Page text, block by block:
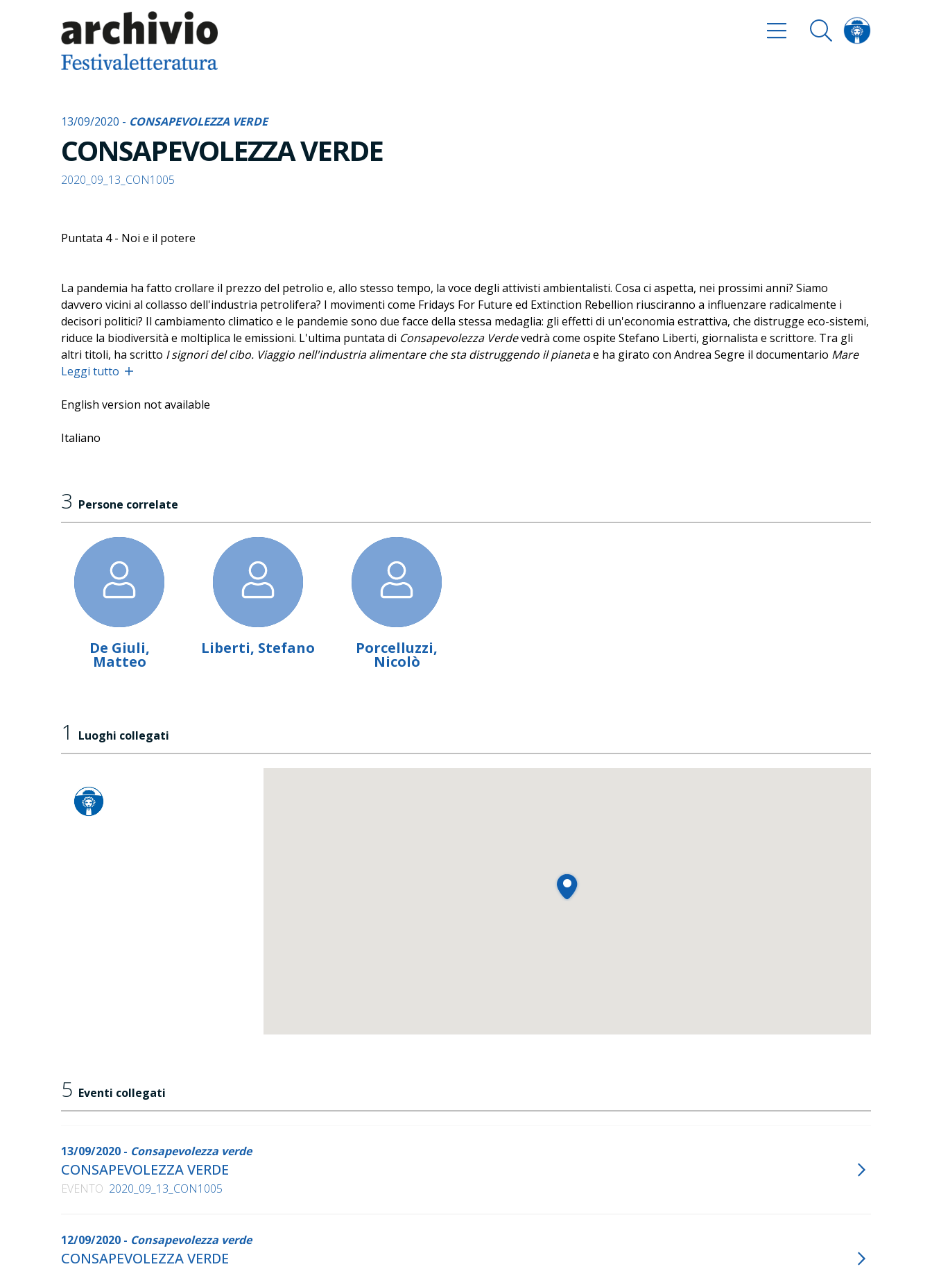
13/09/2020 - CONSAPEVOLEZZA VERDE
CONSAPEVOLEZZA VERDE
2020_09_13_CON1005
Puntata 4 - Noi e il potere
La pandemia ha fatto crollare il prezzo del petrolio e, allo stesso tempo, la voce degli attivisti ambientalisti. Cosa ci aspetta, nei prossimi anni? Siamo
davvero vicini al collasso dell'industria petrolifera? I movimenti come Fridays For Future ed Extinction Rebellion riusciranno a influenzare radicalmente i
decisori politici? Il cambiamento climatico e le pandemie sono due facce della stessa medaglia: gli effetti di un'economia estrattiva, che distrugge eco-sistemi,
riduce la biodiversità e moltiplica le emissioni. L'ultima puntata di Consapevolezza Verdevedrà come ospite Stefano Liberti, giornalista e scrittore. Tra gli
altri titoli, ha scritto I signori del cibo. Viaggio nell'industria alimentare che sta distruggendo il pianetae ha girato con Andrea Segre il documentario Mare
chiuso.
Per seguire la diretta di Radio Festivaletteratura basta "sintonizzarsi" al sito 2020.festivaletteratura.it, oppure accomodarsi nell'area relax di Piazza Alberti,
(l'elenco completo sarà disponibile su 2020.festivaletteratura.it).
Leggi tutto
English version not available
Italiano
3 Persone correlate
De Giuli,
Matteo
Liberti, Stefano Porcelluzzi,
Nicolò
1 Luoghi collegati
5 Eventi collegati
13/09/2020 - Consapevolezza verde
CONSAPEVOLEZZA VERDE
EVENTO 2020_09_13_CON1005
12/09/2020 - Consapevolezza verde
CONSAPEVOLEZZA VERDE